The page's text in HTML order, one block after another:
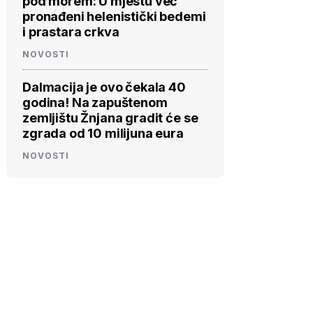
pronađeni helenistički bedemi
i prastara crkva
NOVOSTI
Dalmacija je ovo čekala 40
godina! Na zapuštenom
zemljištu Žnjana gradit će se
zgrada od 10 milijuna eura
NOVOSTI